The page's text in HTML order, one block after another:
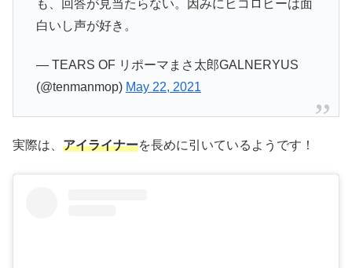
も、回答が見当たらない。因みにヒコロヒーは面
白いし声が好き。
— TEARS OF リポーマまさ太郎GALNERYUS
(@tenmanmop) May 22, 2021
実際は、 アイライナーを長めに引いているようです！